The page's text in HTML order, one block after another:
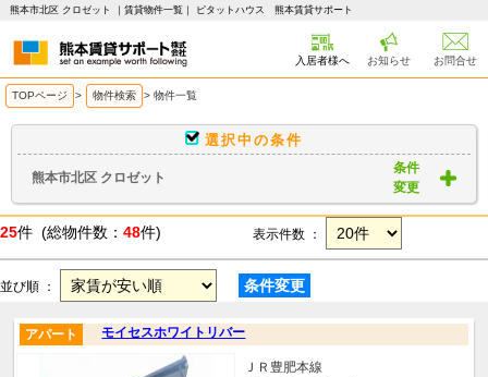
熊本市北区 クロゼット ｜賃貸物件一覧｜ ピタットハウス 熊本賃貸サポート
入居者様へ お知らせ お問合せ
TOPページ > 物件検索 > 物件一覧
選択中の条件
熊本市北区 クロゼット
条件
変更
25件 (総物件数： 48件) 表示件数 ：
並び順 ： 条件変更
モイセスホワイトリバー
アパート
ＪＲ豊肥本線